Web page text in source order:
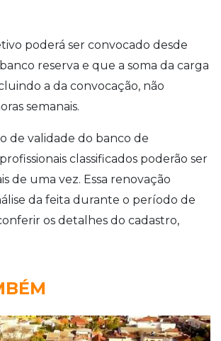
poderá ser convocado desde
reserva e que a soma da carga
a da convocação, não
semanais.
de validade do banco de
classificados poderão ser
de uma vez. Essa renovação
da feita durante o período de
os detalhes do cadastro,